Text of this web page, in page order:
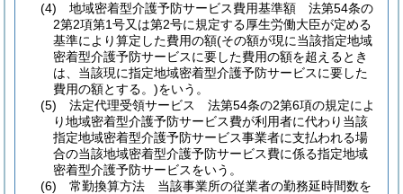
(4)
地域密着型介護予防サービス費用基準額 法第54条の
2第2項第1号又は第2号に規定する厚生労働大臣が定める
基準により算定した費用の額(その額が現に当該指定地域
密着型介護予防サービスに要した費用の額を超えるとき
は、当該現に指定地域密着型介護予防サービスに要した
費用の額とする。)をいう。
(5)
法定代理受領サービス 法第54条の2第6項の規定によ
り地域密着型介護予防サービス費が利用者に代わり当該
指定地域密着型介護予防サービス事業者に支払われる場
合の当該地域密着型介護予防サービス費に係る指定地域
密着型介護予防サービスをいう。
(6)
常勤換算方法 当該事業所の従業者の勤務延時間数を